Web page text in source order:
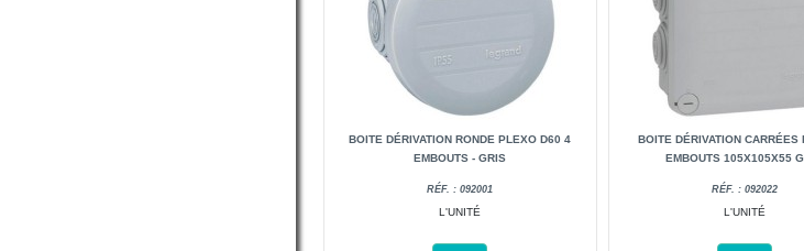
BOITE DÉRIVATION RONDE PLEXO D60 4
EMBOUTS - GRIS
RÉF. : 092001
L'UNITÉ
BOITE DÉRIVATION CARRÉES
EMBOUTS 105X105X55
RÉF. : 092022
L'UNITÉ